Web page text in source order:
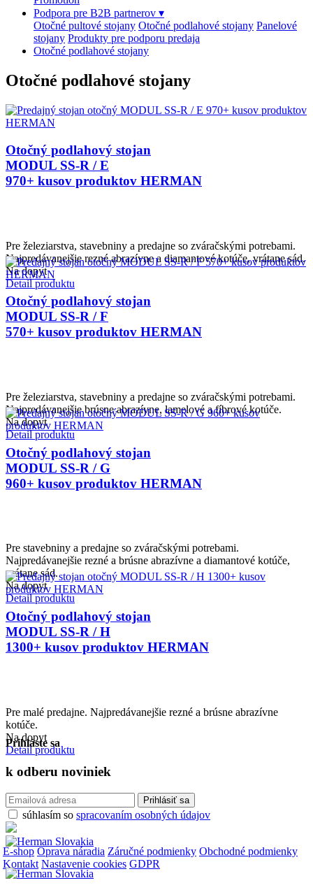
Podpora pre B2B partnerov ▾
Otočné pultové stojany Otočné podlahové stojany Panelové
stojany Produkty pre podporu predaja
Otočné podlahové stojany
Otočné podlahové stojany
Otočný podlahový stojan
MODUL SS-R / E
970+ kusov produktov HERMAN
Pre železiarstva, stavebniny a predajne so zváračskými potrebami.
Najpredávanejšie rezné abrazívne a diamantové kotúče, vrátane sád.
Na dopyt
Detail produktu
Otočný podlahový stojan
MODUL SS-R / F
570+ kusov produktov HERMAN
Pre železiarstva, stavebniny a predajne so zváračskými potrebami.
Najpredávanejšie brúsne abrazívne, lamelové a fíbrové kotúče.
Na dopyt
Detail produktu
Otočný podlahový stojan
MODUL SS-R / G
960+ kusov produktov HERMAN
Pre stavebniny a predajne so zváračskými potrebami.
Najpredávanejšie rezné a brúsne abrazívne a diamantové kotúče,
vrátane sád.
Na dopyt
Detail produktu
Otočný podlahový stojan
MODUL SS-R / H
1300+ kusov produktov HERMAN
Pre malé predajne. Najpredávanejšie rezné a brúsne abrazívne
kotúče.
Na dopyt
Detail produktu
Prihláste sa
k odberu noviniek
súhlasím so spracovaním osobných údajov
E-shop Oprava náradia Záručné podmienky Obchodné podmienky
Kontakt Nastavenie cookies GDPR